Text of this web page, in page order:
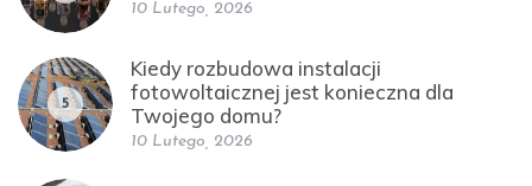
10 Lutego, 2026
5
Kiedy rozbudowa instalacji
fotowoltaicznej jest konieczna dla
Twojego domu?
10 Lutego, 2026